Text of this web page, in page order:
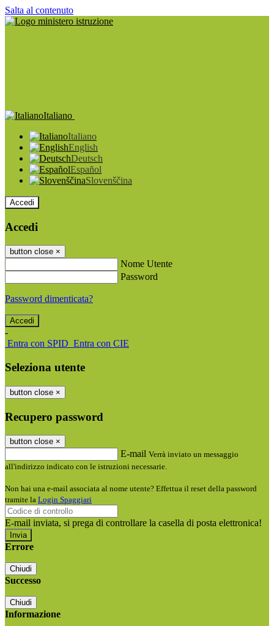
Salta al contenuto
Italiano
Italiano
English
Deutsch
Español
Slovenščina
Accedi
Accedi
button close ×
Nome Utente
Password
Password dimenticata?
-
Entra con SPID Entra con CIE
Seleziona utente
button close ×
Recupero password
button close ×
E-mail Verrà inviato un messaggio
all'indirizzo indicato con le istruzioni necessarie.
Non hai una e-mail associata al nome utente? Effettua il reset della password
tramite la Login Spaggiari
E-mail inviata, si prega di controllare la casella di posta elettronica!
Errore
Chiudi
Successo
Chiudi
Informazione